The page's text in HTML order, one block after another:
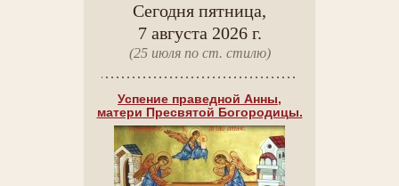
Сегодня пятница,
7 августа 2026 г.
(25 июля по ст. стилю)
Успение праведной Анны,
матери Пресвятой Богородицы.